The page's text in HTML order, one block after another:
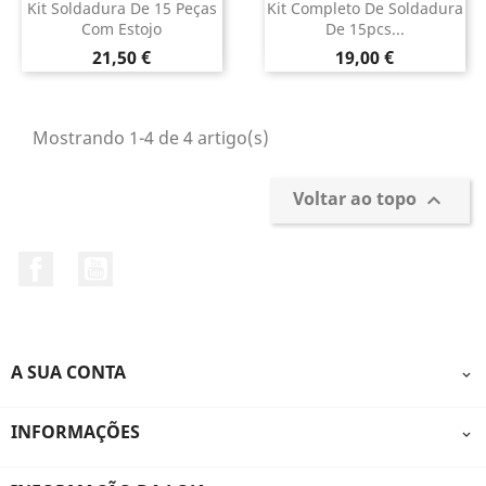
Kit Soldadura De 15 Peças
Com Estojo
Preço
21,50 €
Kit Completo De Soldadura
De 15pcs...
Preço
19,00 €
Mostrando 1-4 de 4 artigo(s)
Voltar ao topo 
A SUA CONTA 
INFORMAÇÕES 